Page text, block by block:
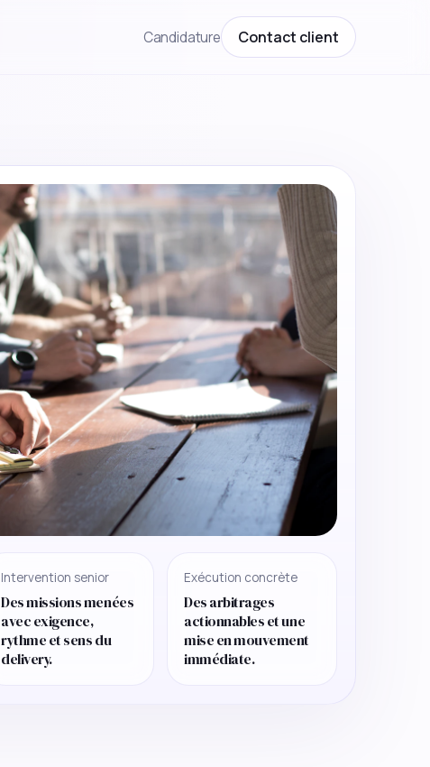
Candidature Contact client
Intervention senior
Des missions menées
avec exigence,
rythme et sens du
delivery.
Exécution concrète
Des arbitrages
actionnables et une
mise en mouvement
immédiate.